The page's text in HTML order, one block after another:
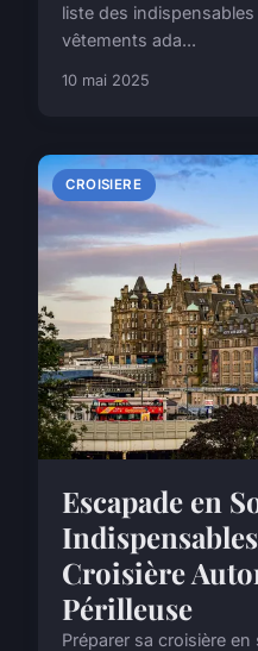
liste des
vêtements ada...
10 mai 2025
CROISIERE
Escapade en
Croisière
Périlleuse
Préparer sa croisière